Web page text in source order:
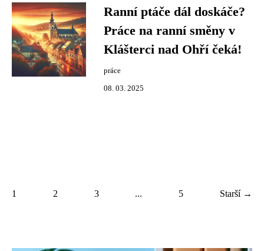
Ranní ptáče dál doskáče?
Práce na ranní směny v
Klášterci nad Ohří čeká!
práce
08. 03. 2025
1 2 3 ... 5 Starší →